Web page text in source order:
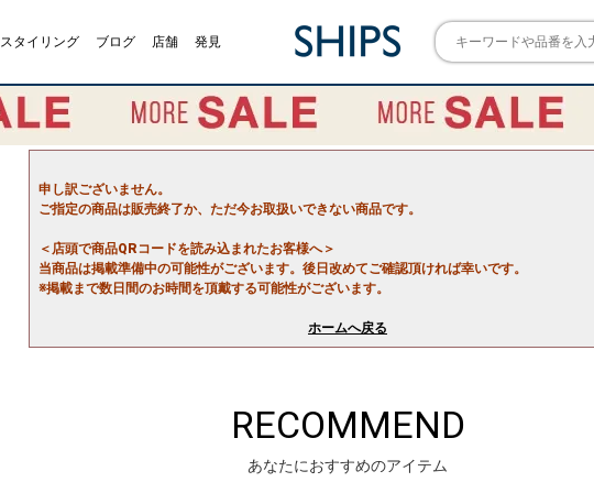
スタイリング ブログ 店舗 発見
申し訳ございません。
ご指定の商品は販売終了か、ただ今お取扱いできない商品です。
＜店頭で商品QRコードを読み込まれたお客様へ＞
当商品は掲載準備中の可能性がございます。後日改めてご確認頂ければ幸いです。
※掲載まで数日間のお時間を頂戴する可能性がございます。
ホームへ戻る
RECOMMEND
あなたにおすすめのアイテム